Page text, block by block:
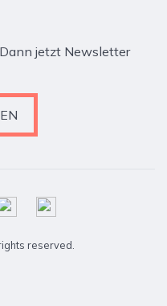
jetzt Newsletter
reserved.